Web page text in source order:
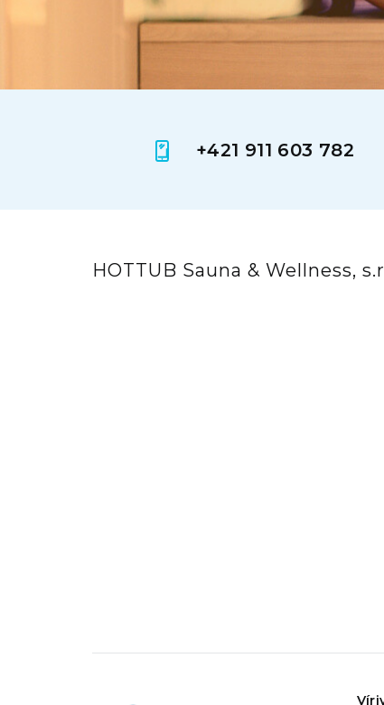
+421 911 603 782
HOTTUB Sauna & Wellness,